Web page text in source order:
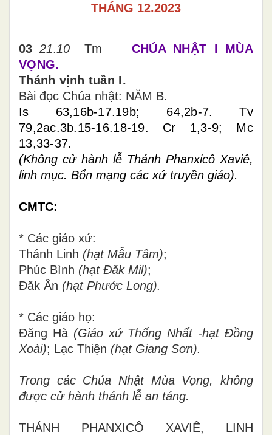
THÁNG 12.2023
03 21.10 Tm CHÚA NHẬT I MÙA
VỌNG.
Thánh vịnh tuần I.
Bài đọc Chúa nhật: NĂM B.
Is 63,16b-17.19b; 64,2b-7. Tv
79,2ac.3b.15-16.18-19. Cr 1,3-9;
Mc
13,33-37.
(Không cử hành lễ Thánh Phanxicô Xaviê,
linh mục. Bổn mạng các xứ truyền giáo).
CMTC:
* Các giáo xứ:
Thánh Linh (hạt Mẫu Tâm);
Phúc Bình (hạt Đăk Mil);
Đăk Ân (hạt Phước Long).
* Các giáo họ:
Đăng Hà (Giáo xứ Thống Nhất -hạt Đồng
Xoài); Lạc Thiện (hạt Giang Sơn).
Trong các Chúa Nhật Mùa Vọng, không
được cử hành thánh lễ an táng.
THÁNH PHANXICÔ XAVIÊ, LINH